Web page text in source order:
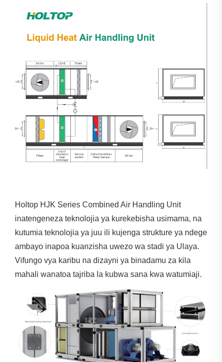
Holtop HJK Series Combined Air Handling Unit
inatengeneza teknolojia ya kurekebisha usimama, na
kutumia teknolojia ya juu ili kujenga strukture ya ndege
ambayo inapoa kuanzisha uwezo wa stadi ya Ulaya.
Vifungo vya karibu na dizayni ya binadamu za kila
mahali wanatoa tajriba la kubwa sana kwa watumiaji.